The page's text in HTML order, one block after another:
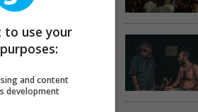
θα έχει
Φέρρη και
to use your
and content
development